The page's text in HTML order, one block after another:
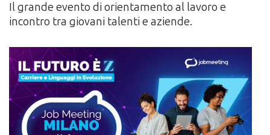
Il grande evento di orientamento al lavoro e
incontro tra giovani talenti e aziende.